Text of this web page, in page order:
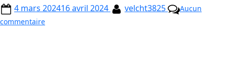
4 mars 202416 avril 2024 velcht3825
Aucun
commentaire